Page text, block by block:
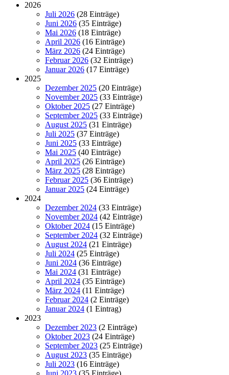
2026
Juli 2026 (28 Einträge)
Juni 2026 (35 Einträge)
Mai 2026 (18 Einträge)
April 2026 (16 Einträge)
März 2026 (24 Einträge)
Februar 2026 (32 Einträge)
Januar 2026 (17 Einträge)
2025
Dezember 2025 (20 Einträge)
November 2025 (33 Einträge)
Oktober 2025 (27 Einträge)
September 2025 (33 Einträge)
August 2025 (31 Einträge)
Juli 2025 (37 Einträge)
Juni 2025 (33 Einträge)
Mai 2025 (40 Einträge)
April 2025 (26 Einträge)
März 2025 (28 Einträge)
Februar 2025 (36 Einträge)
Januar 2025 (24 Einträge)
2024
Dezember 2024 (33 Einträge)
November 2024 (42 Einträge)
Oktober 2024 (15 Einträge)
September 2024 (32 Einträge)
August 2024 (21 Einträge)
Juli 2024 (25 Einträge)
Juni 2024 (36 Einträge)
Mai 2024 (31 Einträge)
April 2024 (35 Einträge)
März 2024 (11 Einträge)
Februar 2024 (2 Einträge)
Januar 2024 (1 Eintrag)
2023
Dezember 2023 (2 Einträge)
Oktober 2023 (24 Einträge)
September 2023 (25 Einträge)
August 2023 (35 Einträge)
Juli 2023 (16 Einträge)